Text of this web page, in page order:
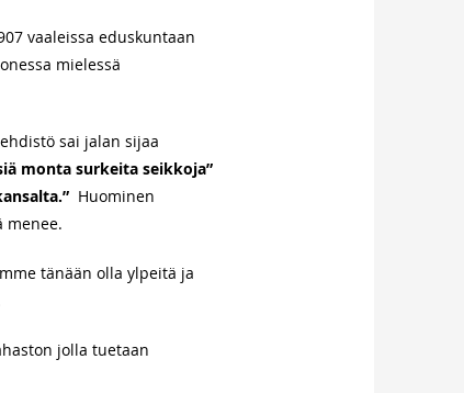
vaaleissa eduskuntaan
mielessä
sai jalan sijaa
monta surkeita seikkoja”
Huominen
menee.
tänään olla ylpeitä ja
jolla tuetaan